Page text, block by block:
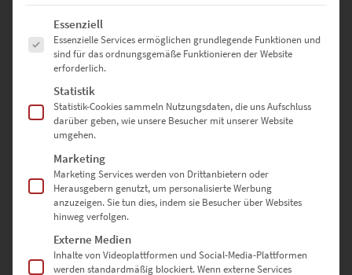
Bewertungen
Es gibt noch keine Bewertungen.
0
Es folgt eine Liste der Service-Gruppen, für die eine Einwilligung
Essenziell
Essenzielle Services ermöglichen grundlegende Funktionen und
sind für das ordnungsgemäße Funktionieren der Website
erforderlich.
Statistik
Statistik-Cookies sammeln Nutzungsdaten, die uns Aufschluss
darüber geben, wie unsere Besucher mit unserer Website
umgehen.
Marketing
Marketing Services werden von Drittanbietern oder
Herausgebern genutzt, um personalisierte Werbung
anzuzeigen. Sie tun dies, indem sie Besucher über Websites
hinweg verfolgen.
Externe Medien
Inhalte von Videoplattformen und Social-Media-Plattformen
werden standardmäßig blockiert. Wenn externe Services